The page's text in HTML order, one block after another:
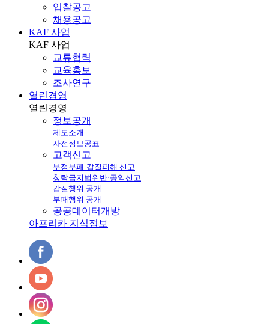
입찰공고
채용공고
KAF 사업
KAF 사업
교류협력
교육홍보
조사연구
열린경영
열린경영
정보공개
제도소개
사전정보공표
고객신고
부정부패·갑질피해 신고
청탁금지법위반·공익신고
갑질행위 공개
부패행위 공개
공공데이터개방
아프리카 지식정보